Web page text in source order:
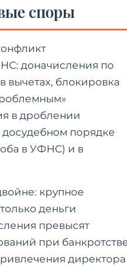
споры
доначисления по
вычетах, блокировка
в дроблении
порядке
в УФНС) и в
крупное
деньги
превысят
при
директора